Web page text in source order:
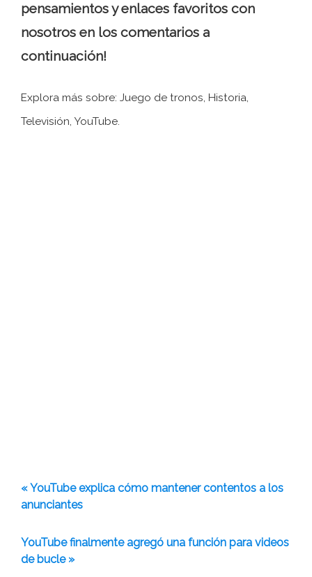
pensamientos y enlaces favoritos con
nosotros en los comentarios a
continuación!
Explora más sobre: ​​Juego de tronos, Historia,
Televisión, YouTube.
« YouTube explica cómo mantener contentos a los
anunciantes
YouTube finalmente agregó una función para videos
de bucle »